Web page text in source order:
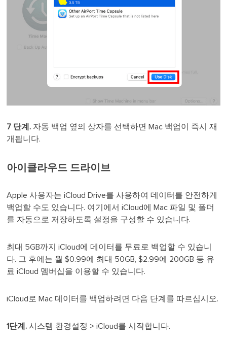
7 단계. 자동 백업 옆의 상자를 선택하면 Mac 백업이 즉시 재
개됩니다.
아이클라우드 드라이브
Apple 사용자는 iCloud Drive를 사용하여 데이터를 안전하게
백업할 수도 있습니다. 여기에서 iCloud에 Mac 파일 및 폴더
를 자동으로 저장하도록 설정을 구성할 수 있습니다.
최대 5GB까지 iCloud에 데이터를 무료로 백업할 수 있습니
다. 그 후에는 월 $0.99에 최대 50GB, $2.99에 200GB 등 유
료 iCloud 멤버십을 이용할 수 있습니다.
iCloud로 Mac 데이터를 백업하려면 다음 단계를 따르십시오.
1단계. 시스템 환경설정 > iCloud를 시작합니다.